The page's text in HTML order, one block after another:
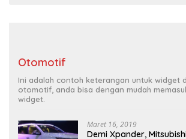
Otomotif
Ini adalah contoh keterangan untuk widget
otomotif, anda bisa dengan mudah
widget.
Maret 16, 2019
Demi Xpander,